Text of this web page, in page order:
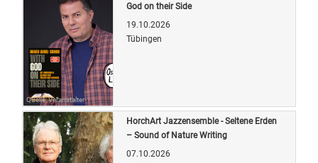
Quelle: Veranstalter
God on their Side
19.10.2026
Tübingen
HorchArt Jazzensemble - Seltene Erden
– Sound of Nature Writing
07.10.2026